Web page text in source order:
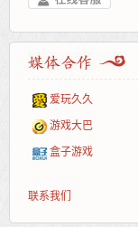
爱玩久久
游戏大巴
盒子游戏
联系我们